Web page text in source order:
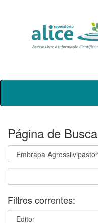
Skip
Página de Busca
Filtros correntes: